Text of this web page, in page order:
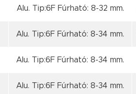
Alu. Tip:6F Fúrható: 8-32 mm.
Alu. Tip:6F Fúrható: 8-34 mm.
Alu. Tip:6F Fúrható: 8-34 mm.
Alu. Tip:6F Fúrható: 8-34 mm.